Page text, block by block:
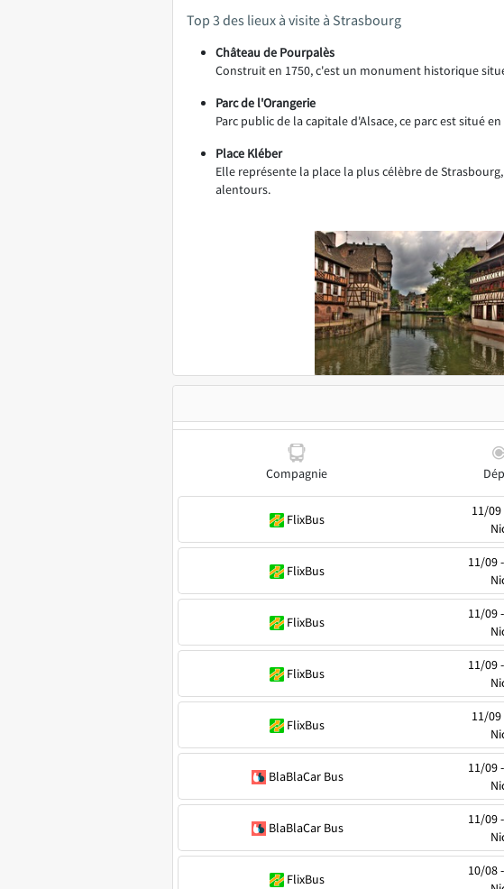
Top 3 des lieux à visite à Strasbourg
Château de Pourpalès
Construit en 1750, c'est un monument historique
Parc de l'Orangerie
Parc public de la capitale d'Alsace, ce parc est situé
Place Kléber
Elle représente la place la plus célèbre de
alentours.
Compagnie
FlixBus
11/09
FlixBus
11/09
FlixBus
11/09
FlixBus
11/09
FlixBus
11/09
BlaBlaCar Bus
11/09
BlaBlaCar Bus
11/09
FlixBus
10/08